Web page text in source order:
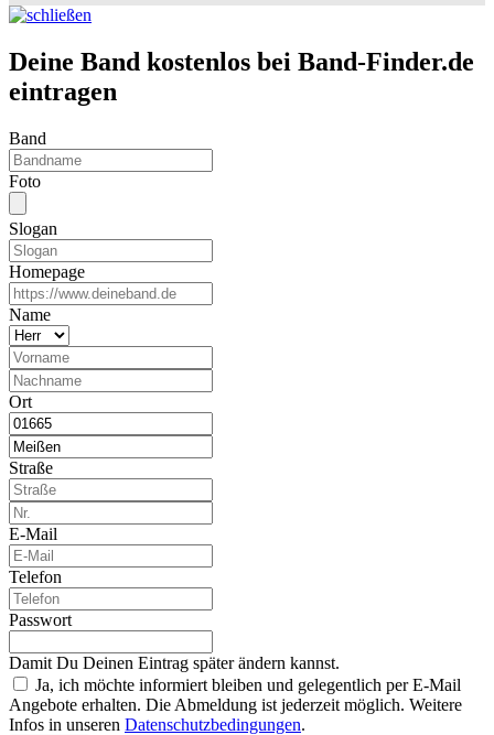
Deine Band kostenlos bei Band-Finder.de
eintragen
Band
Foto
Slogan
Homepage
Name
Ort
Straße
E-Mail
Telefon
Passwort
Damit Du Deinen Eintrag später ändern kannst.
Ja, ich möchte informiert bleiben und gelegentlich per E-Mail
Angebote erhalten. Die Abmeldung ist jederzeit möglich. Weitere
Infos in unseren Datenschutzbedingungen.